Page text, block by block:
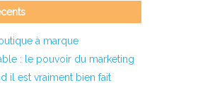
à marque
: le pouvoir du marketing
il est vraiment bien fait